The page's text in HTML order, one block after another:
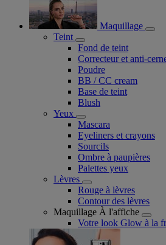
Maquillage
Teint
Fond de teint
Correcteur et anti-
Poudre
BB / CC cream
Base de teint
Blush
Yeux
Mascara
Eyeliners et crayons
Sourcils
Ombre à paupières
Palettes yeux
Lèvres
Rouge à lèvres
Contour des lèvres
Maquillage À l'affiche
Votre look Glow à la